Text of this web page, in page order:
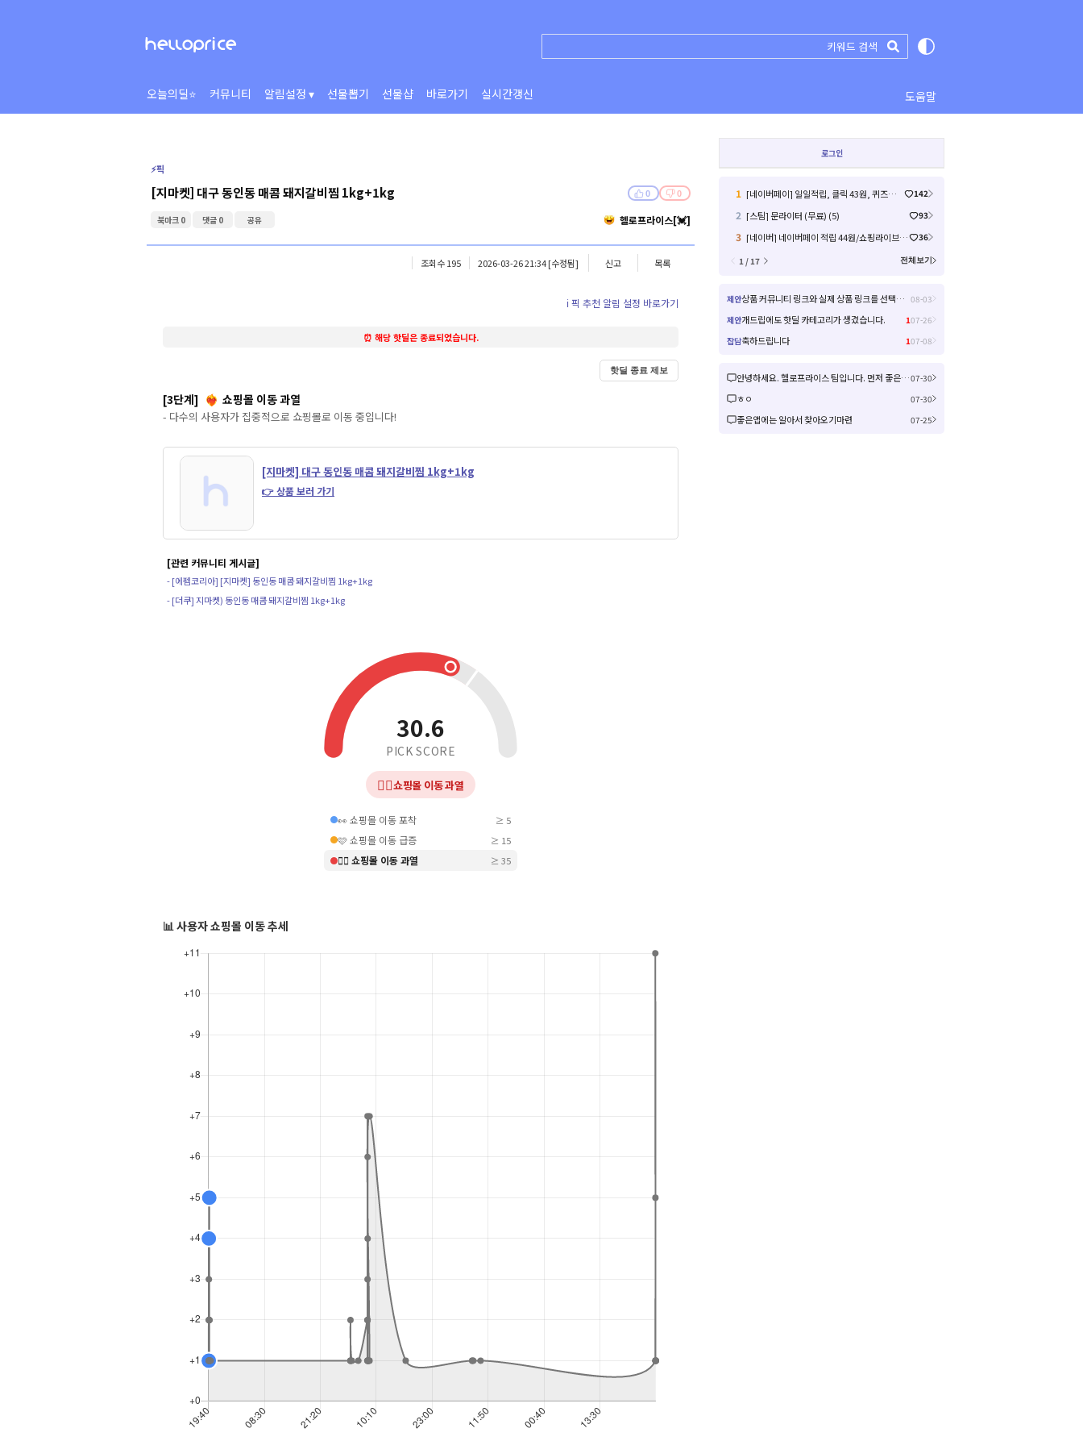
오늘의딜⭐ 커뮤니티 알림설정 ▾ 선물뽑기 선물샵 바로가기 실시간갱신 도움말
⚡️픽
[지마켓] 대구 동인동 매콤 돼지갈비찜 1kg+1kg 0 0
북마크 0 댓글 0 공유 헬로프라이스[💓]
조회수 195 2026-03-26 21:34[수정됨] 신고 목록
ℹ️ 픽 추천 알림 설정 바로가기
⏰ 해당 핫딜은 종료되었습니다.
핫딜 종료 제보
[3단계] ❤️‍🔥 쇼핑몰 이동 과열
- 다수의 사용자가 집중적으로 쇼핑몰로 이동 중입니다!
[지마켓] 대구 동인동 매콤 돼지갈비찜 1kg+1kg
👉 상품 보러 가기
[관련 커뮤니티 게시글]
- [에펨코리아] [지마켓] 동인동 매콤 돼지갈비찜 1kg+1kg
- [더쿠] 지마켓) 동인동 매콤 돼지갈비찜 1kg+1kg
30.6
PICK SCORE
❤️‍🔥쇼핑몰 이동 과열
👀 쇼핑몰 이동 포착 ≥ 5
🩷 쇼핑몰 이동 급증 ≥ 15
❤️‍🔥 쇼핑몰 이동 과열 ≥ 35
📊 사용자 쇼핑몰 이동 추세
로그인
1 [네이버페이] 일일적립, 클릭 43원, 퀴즈미션, 라이브예고 17원 (20) 142
2 [스팀] 문라이터 (무료) (5) 93
3 [네이버] 네이버페이 적립 44원/쇼핑라이브/12원 종합 차트 (26.8.6) (원 10 원 / 배송비 0)
36
1 / 17
전체보기
제안 상품 커뮤니티 링크와 실제 상품 링크를 선택해서 들어갈 수 있으면 좋을거 같아요! 08-03
제안개드립에도 핫딜 카테고리가 생겼습니다. 107-26
잡담축하드립니다 107-08
안녕하세요. 헬로프라이스 팀입니다. 먼저 좋은 제안을 주셔서 감사합니다! 신규 커뮤니티 연동은 작업이 크게 예상되어 검토 후 진행여부, 진행 시 추가 일정을 공유드리겠습니다! 감사합니다.07-30
ㅎㅇ 07-30
좋은앱에는 알아서 찾아오기마련 07-25